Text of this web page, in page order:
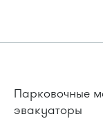
Парковочные
эвакуаторы